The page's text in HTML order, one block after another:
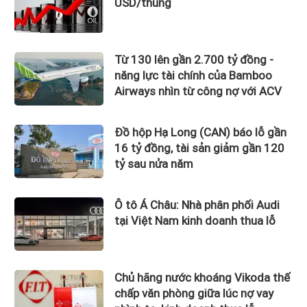
Từ 130 lên gần 2.700 tỷ đồng -
năng lực tài chính của Bamboo
Airways nhìn từ công nợ với ACV
Đồ hộp Hạ Long (CAN) báo lỗ gần
16 tỷ đồng, tài sản giảm gần 120
tỷ sau nửa năm
Ô tô Á Châu: Nhà phân phối Audi
tại Việt Nam kinh doanh thua lỗ
Chủ hãng nước khoáng Vikoda thế
chấp văn phòng giữa lúc nợ vay